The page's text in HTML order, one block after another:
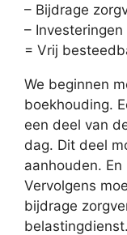
– Bijdrage
– Investeringen
= Vrij
We beginnen
boekhouding.
een deel van
dag. Dit deel
aanhouden.
Vervolgens
bijdrage